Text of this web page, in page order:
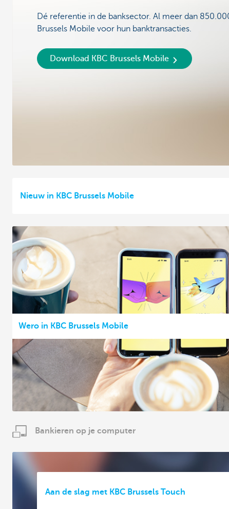
Dé referentie in de banksector. Al meer dan
Brussels Mobile voor hun banktransacties.
Download KBC Brussels Mobile
Nieuw in KBC Brussels Mobile
Wero in KBC Brussels Mobile
Bankieren op je computer
Aan de slag met KBC Brussels Touch